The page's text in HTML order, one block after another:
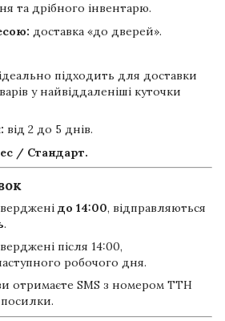
та дрібного інвентарю.
доставка «до дверей».
підходить для доставки
у найвіддаленіші куточки
від 2 до 5 днів.
/ Стандарт.
до 14:00, відправляються
.
після 14:00,
робочого дня.
отримаєте SMS з номером ТТН